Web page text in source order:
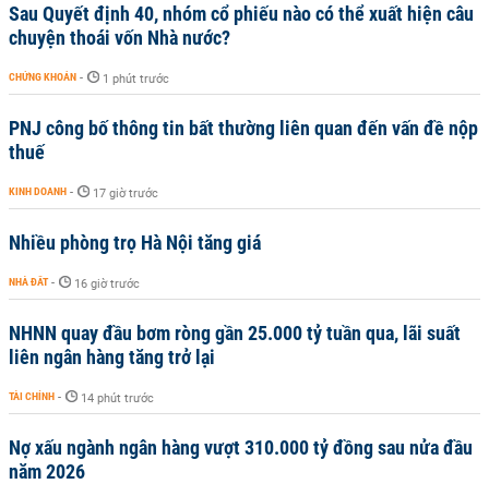
Sau Quyết định 40, nhóm cổ phiếu nào có thể xuất hiện câu
chuyện thoái vốn Nhà nước?
CHỨNG KHOÁN - 1 phút trước
PNJ công bố thông tin bất thường liên quan đến vấn đề nộp
thuế
KINH DOANH - 17 giờ trước
Nhiều phòng trọ Hà Nội tăng giá
NHÀ ĐẤT - 16 giờ trước
NHNN quay đầu bơm ròng gần 25.000 tỷ tuần qua, lãi suất
liên ngân hàng tăng trở lại
TÀI CHÍNH - 14 phút trước
Nợ xấu ngành ngân hàng vượt 310.000 tỷ đồng sau nửa đầu
năm 2026